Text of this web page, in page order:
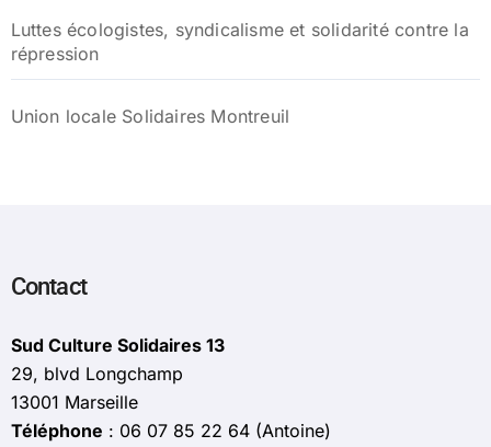
Luttes écologistes, syndicalisme et solidarité contre la
répression
Union locale Solidaires Montreuil
Contact
Sud Culture Solidaires 13
29, blvd Longchamp
13001 Marseille
Téléphone : 06 07 85 22 64 (Antoine)